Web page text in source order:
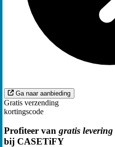
Ga naar aanbieding
Gratis verzending
kortingscode
Profiteer van gratis levering
bij CASETiFY